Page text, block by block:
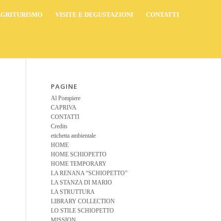
VISITE E DEGUSTAZIONI CONTATTI
PAGINE
Al Pompiere
CAPRIVA
CONTATTI
Credits
etichetta ambientale
HOME
HOME SCHIOPETTO
HOME TEMPORARY
LA RENANA “SCHIOPETTO”
LA STANZA DI MARIO
LA STRUTTURA
LIBRARY COLLECTION
LO STILE SCHIOPETTO